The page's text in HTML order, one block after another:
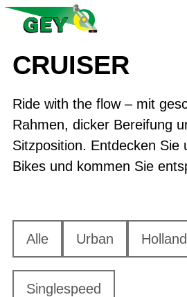
CRUISER
Ride with the flow – mit
Rahmen, dicker Bereifung
Sitzposition. Entdecken Sie
Bikes und kommen Sie
Alle Urban Holland
Singlespeed